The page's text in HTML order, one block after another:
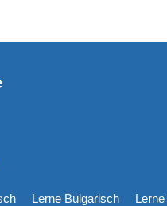
Lerne Bulgarisch